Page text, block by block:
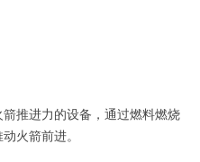
推进力的设备，通过燃料燃烧
火箭前进。